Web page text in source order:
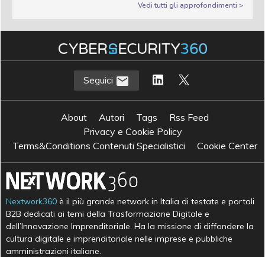
Vedi tutti gli approfondimenti >
Seguici
About Autori Tags
Rss Feed
Privacy e Cookie Policy
Terms&Conditions Contenuti Specialistici
Cookie Center
Nextwork360 è il più grande network in Italia di testate e portali
B2B dedicati ai temi della Trasformazione Digitale e
dell’Innovazione Imprenditoriale. Ha la missione di diffondere la
cultura digitale e imprenditoriale nelle imprese e pubbliche
amministrazioni italiane.